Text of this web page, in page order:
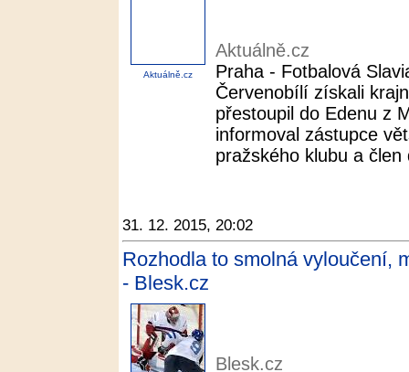
Aktuálně.cz
Aktuálně.cz
Praha - Fotbalová
Červenobílí získali
přestoupil do Edenu z
informoval zástupce
pražského klubu a
31. 12. 2015, 20:02
Rozhodla to smolná vyloučení,
- Blesk.cz
Blesk.cz